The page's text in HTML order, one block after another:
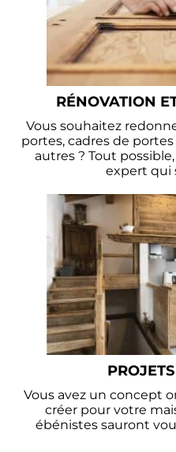
RÉNOVATION
Vous souhaitez
portes, cadres de
autres ? Tout
expert qui
Vous avez un concept
créer pour votre
ébénistes sauront